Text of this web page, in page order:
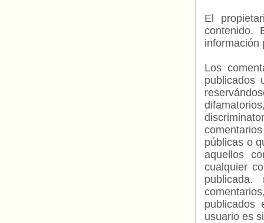
El
contenido.
información
Los
publicados
públicas o
aquellos
cualquier
usuario es